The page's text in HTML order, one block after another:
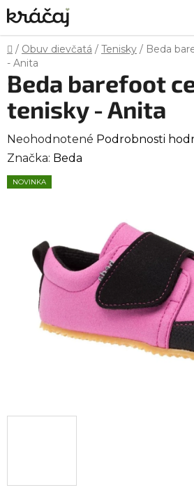
Prejsť
na
obsah
Domov
/ Obuv dievčatá / Tenisky / Beda
- Anita
Beda barefoot
tenisky - Anita
Priemerné
hodnotenie
produktu
hviezdičiek.
Neohodnotené Podrobnosti
Značka: Beda
NOVINKA